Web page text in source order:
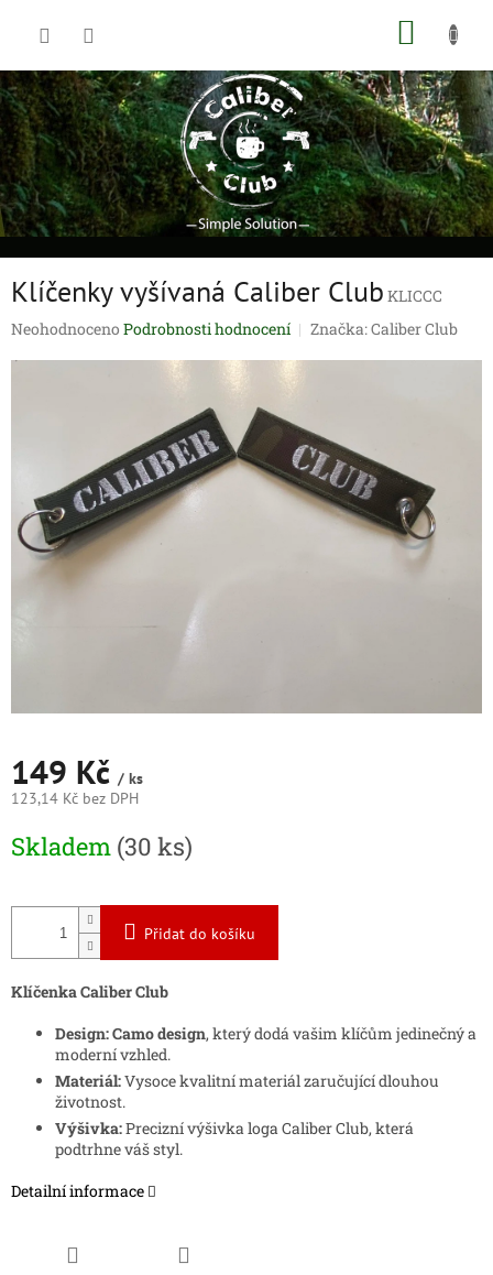
Klíčenky vyšívaná Caliber Club KLICCC
Průměrné
hvězdiček.
Neohodnoceno Podrobnosti hodnocení Značka:Caliber Club
149 Kč / ks
123,14 Kč bez DPH
cena:
Skladem (30 ks)
Přidat do košíku
Klíčenka Caliber Club
Design:Camo design, který dodá vašim klíčům jedinečný a
moderní vzhled.
Materiál:Vysoce kvalitní materiál zaručující dlouhou
životnost.
Výšivka:Precizní výšivka loga Caliber Club, která
podtrhne váš styl.
Detailní informace